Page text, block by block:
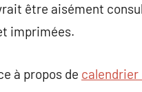
être aisément
imprimées.
à propos de calendrier